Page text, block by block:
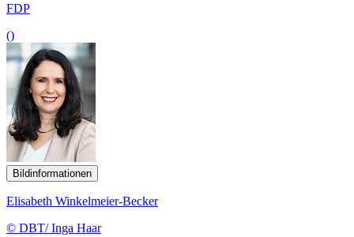
FDP
()
Bildinformationen
Elisabeth Winkelmeier-Becker
© DBT/ Inga Haar